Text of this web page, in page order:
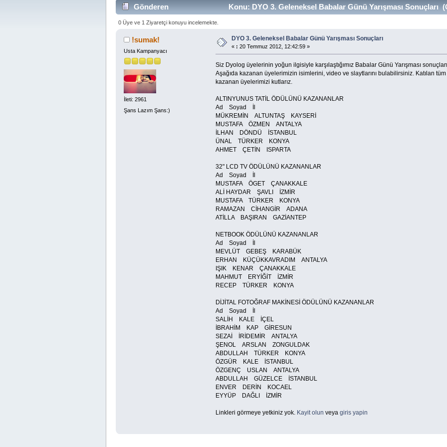
Gönderen Konu: DYO 3. Geleneksel Babalar Günü Yarışması Sonuçları
0 Üye ve 1 Ziyaretçi konuyu incelemekte.
!sumak!
Usta Kampanyacı
İleti: 2961
Şans Lazım Şans:)
DYO 3. Geleneksel Babalar Günü Yarışması Sonuçları
« : 20 Temmuz 2012, 12:42:59 »
Siz Dyolog üyelerinin yoğun ilgisiyle karşılaştığımız Babalar Günü Yarışması
Aşağıda kazanan üyelerimizin isimlerini, video ve slaytlarını bulabilirsiniz. Katılan
kazanan üyelerimizi kutlarız.
ALTINYUNUS TATİL ÖDÜLÜNÜ KAZANANLAR
Ad Soyad İl
MÜKREMİN ALTUNTAŞ KAYSERİ
MUSTAFA ÖZMEN ANTALYA
İLHAN DÖNDÜ İSTANBUL
ÜNAL TÜRKER KONYA
AHMET ÇETİN ISPARTA
32" LCD TV ÖDÜLÜNÜ KAZANANLAR
Ad Soyad İl
MUSTAFA ÖGET ÇANAKKALE
ALİ HAYDAR ŞAVLI İZMİR
MUSTAFA TÜRKER KONYA
RAMAZAN CİHANGİR ADANA
ATİLLA BAŞIRAN GAZİANTEP
NETBOOK ÖDÜLÜNÜ KAZANANLAR
Ad Soyad İl
MEVLÜT GEBEŞ KARABÜK
ERHAN KÜÇÜKKAVRADIM ANTALYA
IŞIK KENAR ÇANAKKALE
MAHMUT ERYİĞİT İZMİR
RECEP TÜRKER KONYA
DİJİTAL FOTOĞRAF MAKİNESİ ÖDÜLÜNÜ KAZANANLAR
Ad Soyad İl
SALİH KALE İÇEL
İBRAHİM KAP GİRESUN
SEZAİ İRİDEMİR ANTALYA
ŞENOL ARSLAN ZONGULDAK
ABDULLAH TÜRKER KONYA
ÖZGÜR KALE İSTANBUL
ÖZGENÇ USLAN ANTALYA
ABDULLAH GÜZELCE İSTANBUL
ENVER DERİN KOCAEL
EYYÜP DAĞLI İZMİR
Linkleri görmeye yetkiniz yok. Kayit olun veya giris yapin